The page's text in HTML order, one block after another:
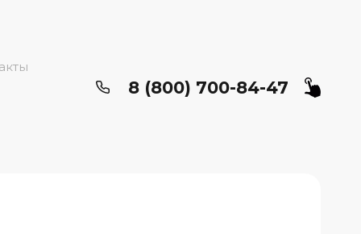
8 (800) 700-84-47